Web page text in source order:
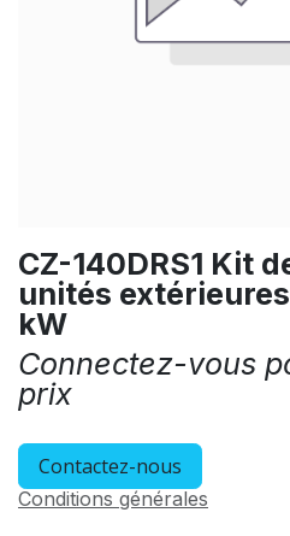
CZ-140DRS1 Kit
unités
kW
Connectez-vous
prix
Contactez-nous
Conditions générales